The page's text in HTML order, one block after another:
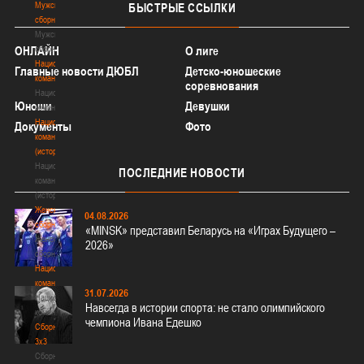
Мужские
сборные
Мужские
сборные
Национальная
команда
Национальная
команда
Национальная
команда
(история)
Национальная
команда
(история)
Женские
сборные
Женские
сборные
Национальная
команда
Национальная
команда
Сборные
3х3
Сборные
БЫСТРЫЕ ССЫЛКИ
ОНЛАЙН
О лиге
Главные новости ДЮБЛ
Детско-юношеские
соревнования
Юноши
Девушки
Документы
Фото
ПОСЛЕДНИЕ НОВОСТИ
04.08.2026
«MINSK» представил Беларусь на «Играх Будущего –
2026»
31.07.2026
Навсегда в истории спорта: не стало олимпийского
чемпиона Ивана Едешко